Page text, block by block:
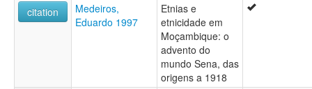
citation
Medeiros,
Eduardo 1997
Etnias e
etnicidade em
Moçambique: o
advento do
mundo Sena, das
origens a 1918